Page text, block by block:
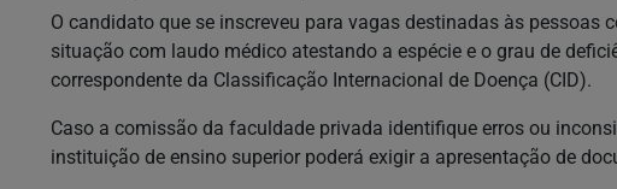
O candidato que se inscreveu para vagas destinadas às pessoas
situação com laudo médico atestando a espécie e o grau de
correspondente da Classificação Internacional de Doença (CID).
Caso a comissão da faculdade privada identifique erros ou
instituição de ensino superior poderá exigir a apresentação de